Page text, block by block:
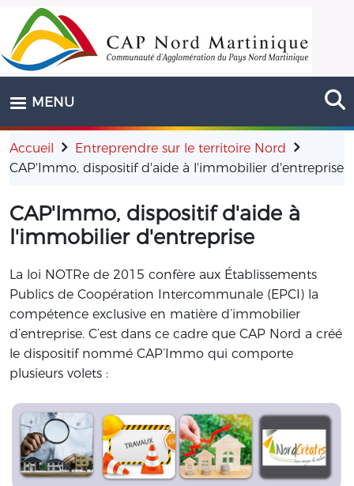
Aller au contenu principal
MENU
Accueil
Entreprendre sur le territoire Nord
CAP'Immo, dispositif d'aide à l'immobilier d'entreprise
CAP'Immo, dispositif d'aide à
l'immobilier d'entreprise
La loi NOTRe de 2015 confère aux Établissements
Publics de Coopération Intercommunale (EPCI) la
compétence exclusive en matière d’immobilier
d’entreprise. C’est dans ce cadre que CAP Nord a créé
le dispositif nommé CAP’Immo qui comporte
plusieurs volets :